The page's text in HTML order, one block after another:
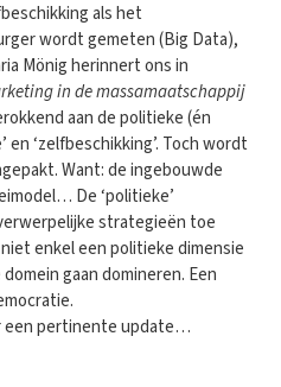
als het
wordt gemeten (Big Data),
Mönig herinnert ons in
in de massamaatschappij
aan de politieke (én
en ‘zelfbeschikking’. Toch wordt
Want: de ingebouwde
De ‘politieke’
strategieën toe
enkel een politieke dimensie
gaan domineren. Een
een pertinente update…